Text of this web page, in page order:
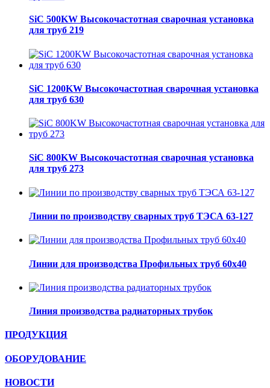
SiC 500KW Высокочастотная сварочная установка
для труб 219
SiC 1200KW Высокочастотная сварочная установка
для труб 630
SiC 800KW Высокочастотная сварочная установка
для труб 273
Линии по производству сварных труб ТЭСА 63-127
Линии для производства Профильных труб 60х40
Линия производства радиаторных трубок
ПРОДУКЦИЯ
ОБОРУДОВАНИЕ
НОВОСТИ